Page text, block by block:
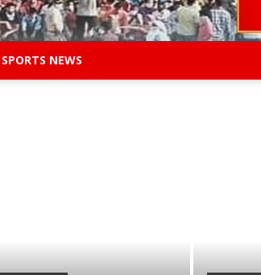
SPORTS NEWS